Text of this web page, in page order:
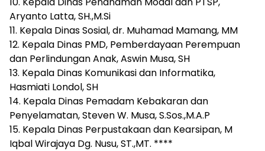
Aryanto Latta, SH.,M.Si
11. Kepala Dinas Sosial, dr. Muhamad Mamang, MM
12. Kepala Dinas PMD, Pemberdayaan Perempuan
dan Perlindungan Anak, Aswin Musa, SH
13. Kepala Dinas Komunikasi dan Informatika,
Hasmiati Londol, SH
14. Kepala Dinas Pemadam Kebakaran dan
Penyelamatan, Steven W. Musa, S.Sos.,M.A.P
15. Kepala Dinas Perpustakaan dan Kearsipan, M
Iqbal Wirajaya Dg. Nusu, ST.,MT. ****